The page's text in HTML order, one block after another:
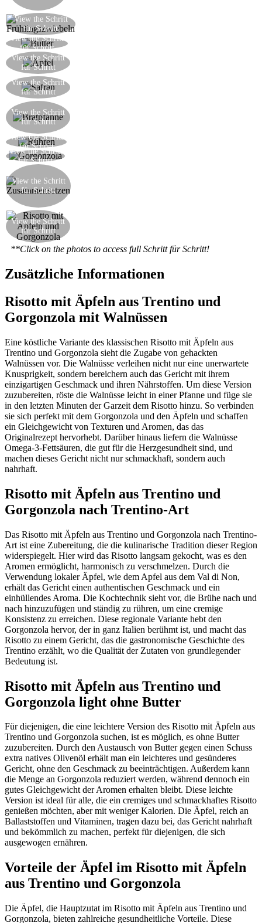
View the Schritt
für Schritt
View the Schritt
für Schritt
View the Schritt
für Schritt
View the Schritt
für Schritt
View the Schritt
für Schritt
View the Schritt
für Schritt
View the Schritt
für Schritt
View the Schritt
für Schritt
View the Schritt
für Schritt
**Click on the photos to access full Schritt für Schritt!
Zusätzliche Informationen
Risotto mit Äpfeln aus Trentino und
Gorgonzola mit Walnüssen
Eine köstliche Variante des klassischen Risotto mit Äpfeln aus
Trentino und Gorgonzola sieht die Zugabe von gehackten
Walnüssen vor. Die Walnüsse verleihen nicht nur eine unerwartete
Knusprigkeit, sondern bereichern auch das Gericht mit ihrem
einzigartigen Geschmack und ihren Nährstoffen. Um diese Version
zuzubereiten, röste die Walnüsse leicht in einer Pfanne und füge sie
in den letzten Minuten der Garzeit dem Risotto hinzu. So verbinden
sie sich perfekt mit dem Gorgonzola und den Äpfeln und schaffen
ein Gleichgewicht von Texturen und Aromen, das das
Originalrezept hervorhebt. Darüber hinaus liefern die Walnüsse
Omega-3-Fettsäuren, die gut für die Herzgesundheit sind, und
machen dieses Gericht nicht nur schmackhaft, sondern auch
nahrhaft.
Risotto mit Äpfeln aus Trentino und
Gorgonzola nach Trentino-Art
Das Risotto mit Äpfeln aus Trentino und Gorgonzola nach Trentino-
Art ist eine Zubereitung, die die kulinarische Tradition dieser Region
widerspiegelt. Hier wird das Risotto langsam gekocht, was es den
Aromen ermöglicht, harmonisch zu verschmelzen. Durch die
Verwendung lokaler Äpfel, wie dem Apfel aus dem Val di Non,
erhält das Gericht einen authentischen Geschmack und ein
einhüllendes Aroma. Die Kochtechnik sieht vor, die Brühe nach und
nach hinzuzufügen und ständig zu rühren, um eine cremige
Konsistenz zu erreichen. Diese regionale Variante hebt den
Gorgonzola hervor, der in ganz Italien berühmt ist, und macht das
Risotto zu einem Gericht, das die gastronomische Geschichte des
Trentino erzählt, wo die Qualität der Zutaten von grundlegender
Bedeutung ist.
Risotto mit Äpfeln aus Trentino und
Gorgonzola light ohne Butter
Für diejenigen, die eine leichtere Version des Risotto mit Äpfeln aus
Trentino und Gorgonzola suchen, ist es möglich, es ohne Butter
zuzubereiten. Durch den Austausch von Butter gegen einen Schuss
extra natives Olivenöl erhält man ein leichteres und gesünderes
Gericht, ohne den Geschmack zu beeinträchtigen. Außerdem kann
die Menge an Gorgonzola reduziert werden, während dennoch ein
gutes Gleichgewicht der Aromen erhalten bleibt. Diese leichte
Version ist ideal für alle, die ein cremiges und schmackhaftes Risotto
genießen möchten, aber mit weniger Kalorien. Die Äpfel, reich an
Ballaststoffen und Vitaminen, tragen dazu bei, das Gericht nahrhaft
und bekömmlich zu machen, perfekt für diejenigen, die sich
ausgewogen ernähren.
Vorteile der Äpfel im Risotto mit Äpfeln
aus Trentino und Gorgonzola
Die Äpfel, die Hauptzutat im Risotto mit Äpfeln aus Trentino und
Gorgonzola, bieten zahlreiche gesundheitliche Vorteile. Diese